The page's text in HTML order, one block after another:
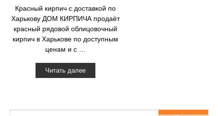
Найти:
Красный кирпич с доставкой по
Харькову ДОМ КИРПИЧА продаёт
красный рядовой облицовочный
кирпич в Харькове по доступным
ценам и с …
Читать далее